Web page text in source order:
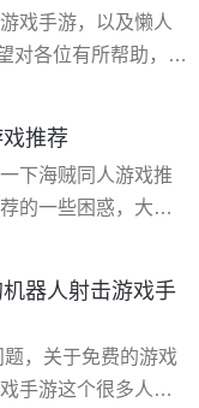
4.fingle 5.qq飞车
戏手游，以及懒人
对各位有所帮助，不
的游戏玩家推荐给
江湖 4.九阴真经3d
剑侠世界二 9.射雕
推荐
下海贼同人游戏推
的一些困惑，大家
题，下面就开始
载地址： 类型：安
星级（评分）
器人射击游戏手
，关于免费的游戏
手游这个很多人还